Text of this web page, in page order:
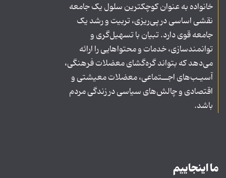
خانواده به عنوان کوچکترین سلول یک جامعه
نقشی اساسی در پی‌ریزی، تربیت و رشد یک
جامعه قوی دارد. تبیان با تسهیل‌گری و
توانمندسازی، خدمات و محتواهایی را ارائه
می‌دهد که بتواند گره‌گشای معضلات فرهنگی،
آسیـب‌های اجــتماعی، معضلات معیشتی و
اقتصادی و چالش‌های سیاسی در زندگی مردم
باشد.
ما اینجاییم